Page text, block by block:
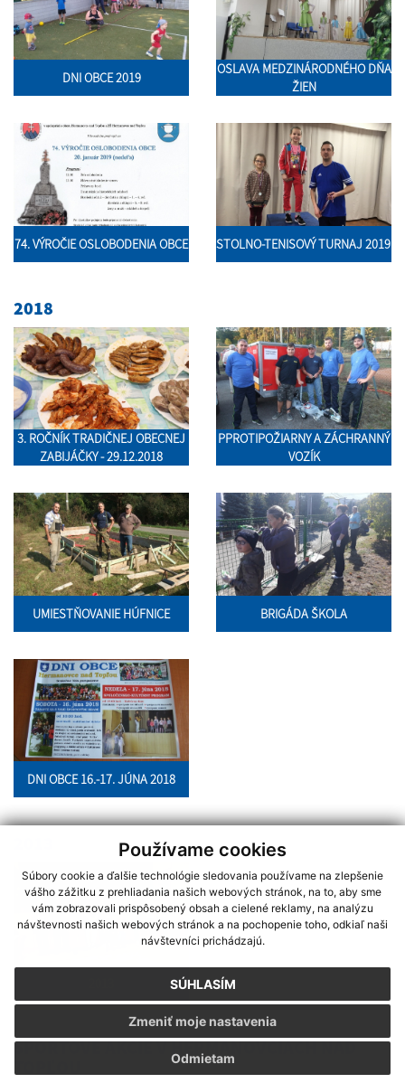
Používame cookies
Súbory cookie a ďalšie technológie sledovania používame na zlepšenie
vášho zážitku z prehliadania našich webových stránok, na to, aby sme
vám zobrazovali prispôsobený obsah a cielené reklamy, na analýzu
návštevnosti našich webových stránok a na pochopenie toho, odkiaľ naši
návštevníci prichádzajú.
SÚHLASÍM
Odmietam
Zmeniť moje nastavenia
DNI OBCE 2019
OSLAVA MEDZINÁRODNÉHO DŇA
ŽIEN
74. VÝROČIE OSLOBODENIA OBCE STOLNO-TENISOVÝ TURNAJ 2019
2018
3. ROČNÍK TRADIČNEJ OBECNEJ
ZABIJÁČKY - 29.12.2018
PPROTIPOŽIARNY A ZÁCHRANNÝ
VOZÍK
UMIESTŇOVANIE HÚFNICE BRIGÁDA ŠKOLA
DNI OBCE 16.-17. JÚNA 2018
ŠPORTOVÉ AKCIE V HERMANOVCIACH NAD
TOPĽOU